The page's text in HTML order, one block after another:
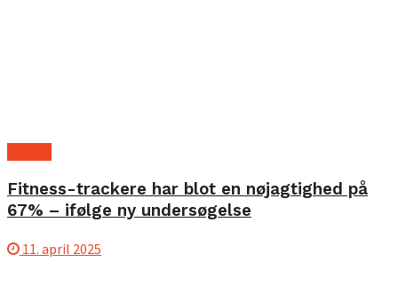
Fitness-trackere har blot en nøjagtighed på
67% – ifølge ny undersøgelse
11. april 2025